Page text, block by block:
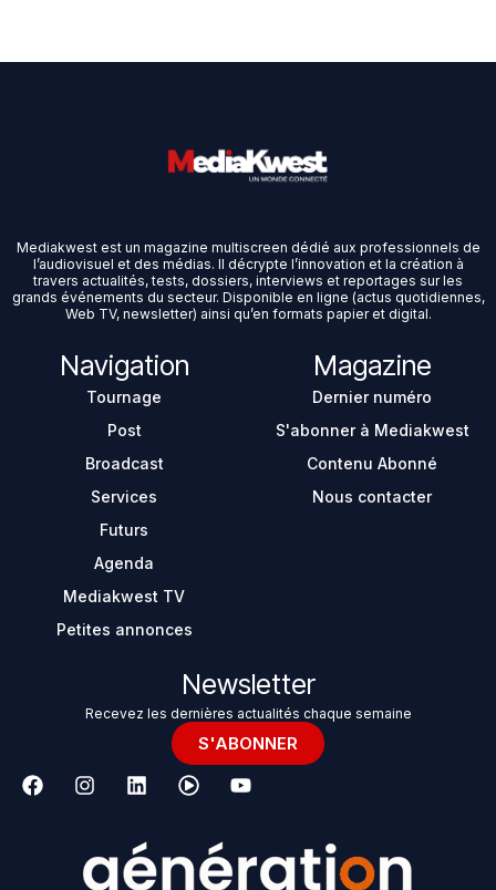
Mediakwest est un magazine multiscreen dédié aux professionnels de
l’audiovisuel et des médias. Il décrypte l’innovation et la création à
travers actualités, tests, dossiers, interviews et reportages sur les
grands événements du secteur. Disponible en ligne (actus quotidiennes,
Web TV, newsletter) ainsi qu’en formats papier et digital.
Navigation
Tournage
Post
Broadcast
Services
Futurs
Agenda
Mediakwest TV
Petites annonces
Magazine
Dernier numéro
S'abonner à Mediakwest
Contenu Abonné
Nous contacter
Newsletter
Recevez les dernières actualités chaque semaine
S'ABONNER